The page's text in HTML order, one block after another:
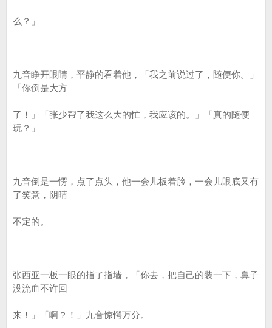
么？」
九音睁开眼睛，平静的看着他，「我之前说过了，随便你。」
「你倒是大方
了！」「张少帮了我这么大的忙，我应该的。」「真的随便
玩？」
九音倒是一愣，点了点头，他一会儿板着脸，一会儿眼底又有
了笑意，阴晴
不定的。
张西亚一板一眼的指了指墙，「你去，把自己的装一下，鼻子
没流血不许回
来！」「啊？！」九音惊愕万分。